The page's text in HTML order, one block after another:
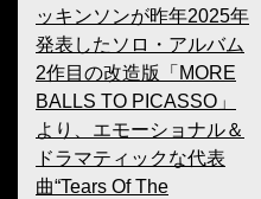
ッキンソンが昨年2025年
発表したソロ・アルバム
2作目の改造版「MORE
BALLS TO PICASSO」
より、エモーショナル＆
ドラマティックな代表
曲“Tears Of The